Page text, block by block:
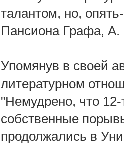
талантом, но,
Пансиона Графа,
Упомянув в своей
литературном
"Немудрено, что
собственные
продолжались в